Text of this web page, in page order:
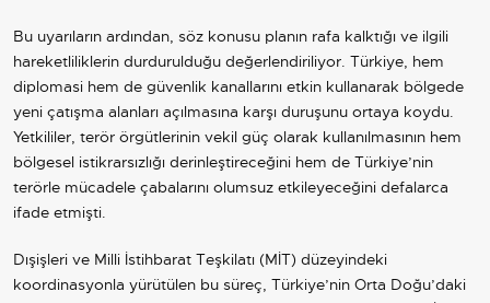
Bu uyarıların ardından, söz konusu planın rafa kalktığı ve ilgili
hareketliliklerin durdurulduğu değerlendiriliyor. Türkiye, hem
diplomasi hem de güvenlik kanallarını etkin kullanarak bölgede
yeni çatışma alanları açılmasına karşı duruşunu ortaya koydu.
Yetkililer, terör örgütlerinin vekil güç olarak kullanılmasının hem
bölgesel istikrarsızlığı derinleştireceğini hem de Türkiye’nin
terörle mücadele çabalarını olumsuz etkileyeceğini defalarca
ifade etmişti.
Dışişleri ve Milli İstihbarat Teşkilatı (MİT) düzeyindeki
koordinasyonla yürütülen bu süreç, Türkiye’nin Orta Doğu’daki